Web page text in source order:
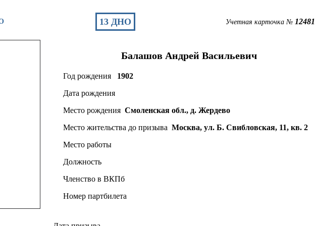
13 ДНО Учетная карточка № 12481
Балашов Андрей Васильевич
Год рождения 1902
Дата рождения
Место рождения Смоленская обл., д. Жердево
Место жительства до призыва Москва, ул. Б. Свибловская, 11, кв. 2
Место работы
Должность
Членство в ВКПб
Номер партбилета